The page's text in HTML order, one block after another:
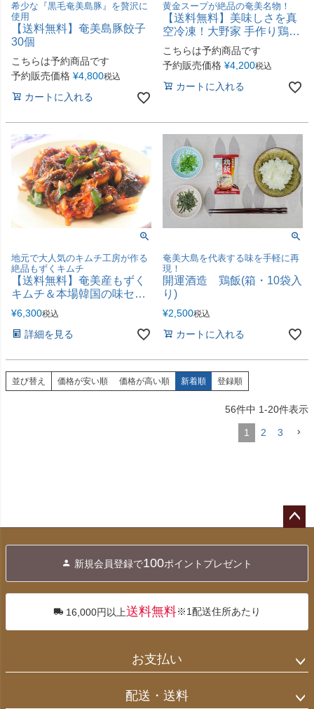
希少な『黒毛奄美島豚』を贅沢に
使用
【送料無料】奄美島豚餃子
30個
こちらは予約商品です
予約販売価格 ¥4,800税込
カートに入れる
黄金スープが絶品の奄美名物！
【送料無料】美味しさを真
空冷凍！大野家 手作り鶏飯
（2人前）
こちらは予約商品です
予約販売価格 ¥4,200税込
カートに入れる
地元で大人気のキムチ工房が作る
絶品もずくキムチ
【送料無料】奄美産もずく
キムチ＆本場韓国の味セッ
ト
¥6,300税込
詳細を見る
奄美大島を代表する味を手軽に再
現！
開運酒造 鶏飯(箱・10袋入
り)
¥2,500税込
カートに入れる
並び替え 価格が安い順 価格が高い順 新着順 登録順
56件中 1-20件表示
1 2 3
へ
新規会員登録で100ポイントプレゼント
16,000円以上送料無料※1配送住所あたり
お支払い
配送・送料